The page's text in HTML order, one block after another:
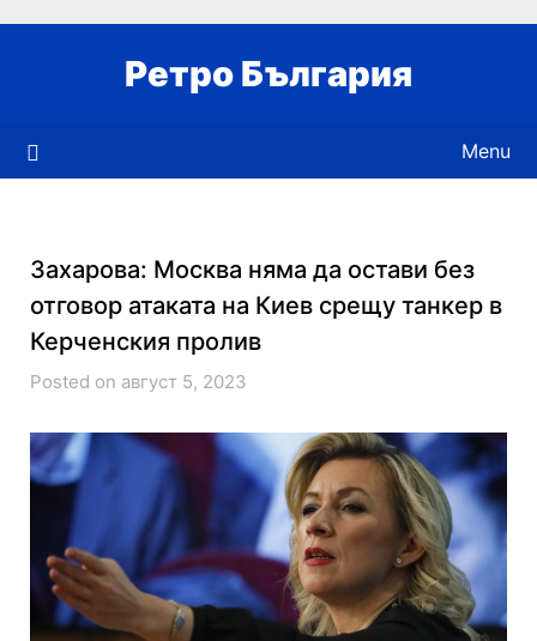
Ретро България
Menu
Захарова: Москва няма да остави без
отговор атаката на Киев срещу танкер в
Керченския пролив
Posted on август 5, 2023